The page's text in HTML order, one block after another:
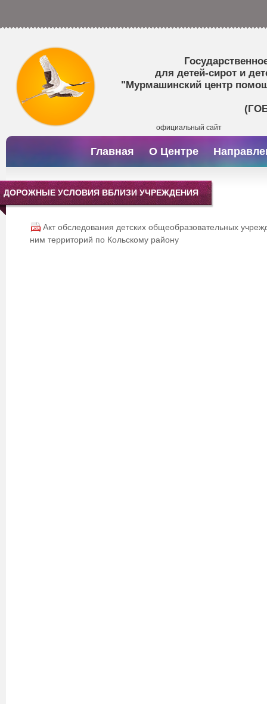
для детей-сирот и
"Мурмашинский центр
официальный сайт
Главная О Центре
ДОРОЖНЫЕ УСЛОВИЯ ВБЛИЗИ УЧРЕЖДЕНИЯ
Акт обследования детских общеобразовательных
ним территорий по Кольскому району